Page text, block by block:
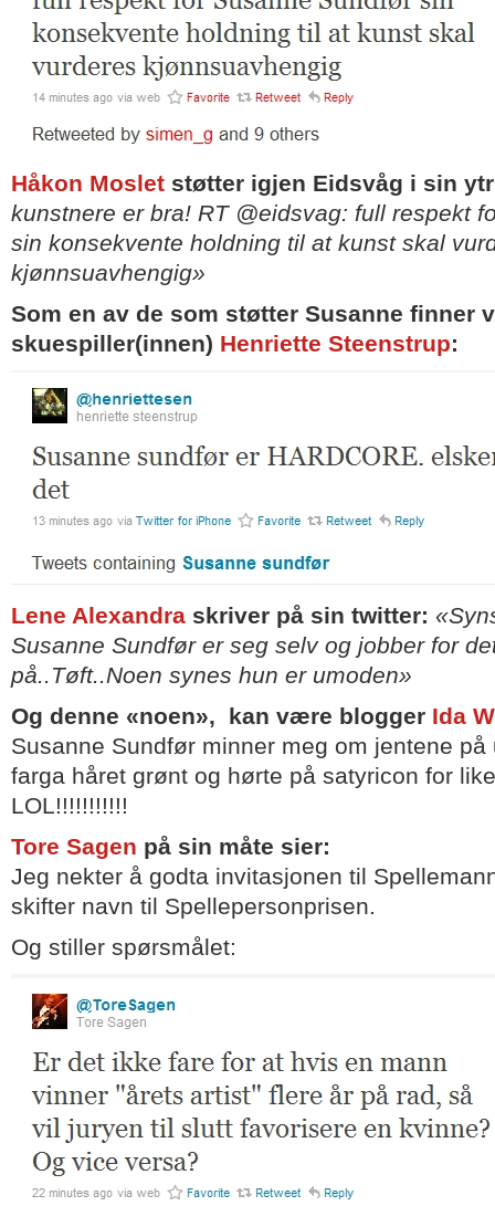
Håkon Moslet støtter igjen Eidsvåg i sin
kunstnere er bra! RT @eidsvag: full respekt
sin konsekvente holdning til at kunst skal
kjønnsuavhengig»
Som en av de som støtter Susanne finner
skuespiller(innen) Henriette Steenstrup:
Lene Alexandra skriver på sin twitter:
Susanne Sundfør er seg selv og jobber for
på..Tøft..Noen synes hun er umoden»
Og denne «noen», kan være blogger Ida
Susanne Sundfør minner meg om jentene
farga håret grønt og hørte på satyricon for
LOL!!!!!!!!!!!
Tore Sagen på sin måte sier:
Jeg nekter å godta invitasjonen til
skifter navn til Spellepersonprisen.
Og stiller spørsmålet: